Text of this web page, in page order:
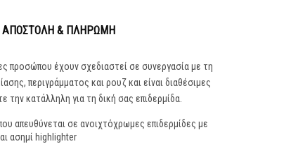
ΑΠΟΣΤΟΛΉ & ΠΛΗΡΩΜΉ
προσώπου έχουν σχεδιαστεί σε συνεργασία με τη
περιγράμματος και ρουζ και είναι διαθέσιμες
κατάλληλη για τη δική σας επιδερμίδα.
απευθύνεται σε ανοιχτόχρωμες επιδερμίδες με
ασημί highlighter